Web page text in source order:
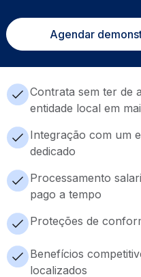
Agendar
Contrata sem ter de
entidade local em
Integração com um
dedicado
Processamento
pago a tempo
Proteções de
Benefícios
localizados